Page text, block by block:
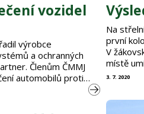
vozidel
výrobce
a ochranných
Členům ČMMJ
automobilů proti
samotné. Ve
s.r.o. SAFE KESSY
3. 7. 2020
Na
první
V
místě
400
Trutnov
v